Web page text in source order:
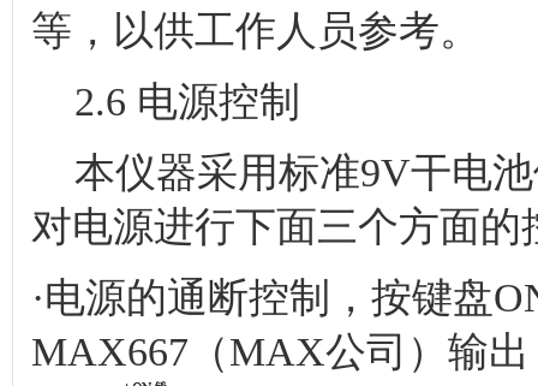
等，以供工作人员参考。
2.6 电源控制
本仪器采用标准9V干电
对电源进行下面三个方面的
·电源的通断控制，按键盘
MAX667（MAX公司）输